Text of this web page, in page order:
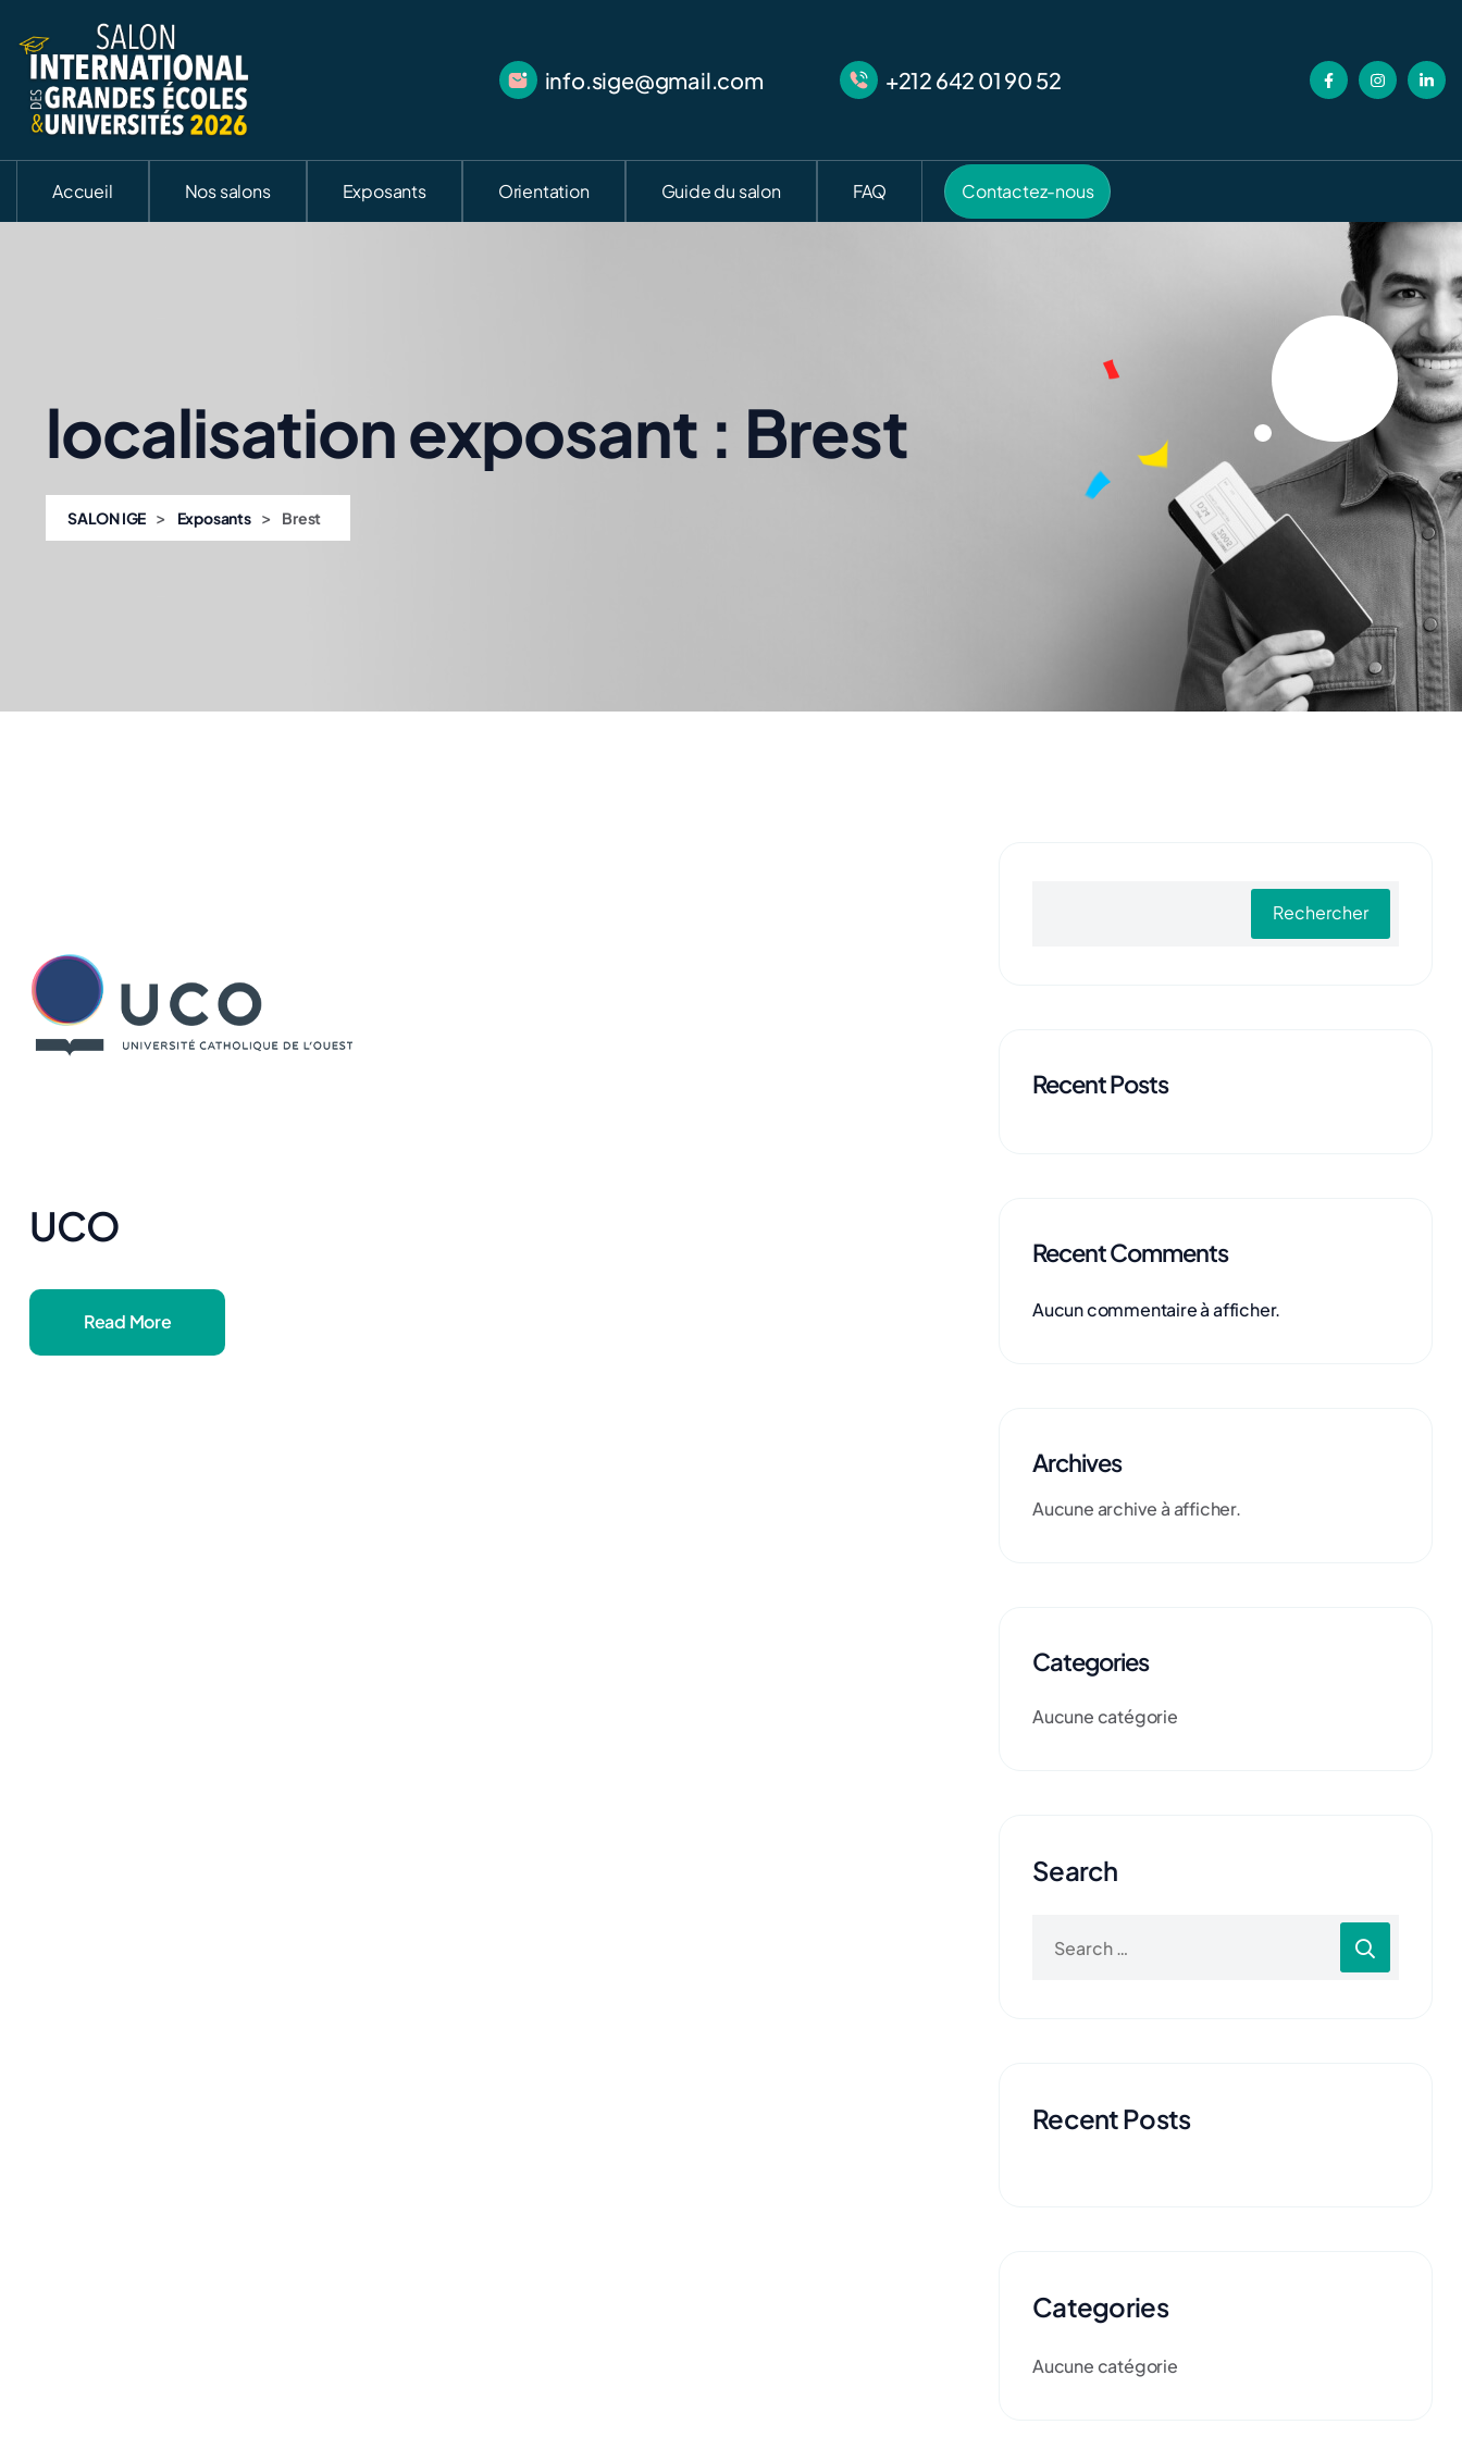
info.sige@gmail.com +212 642 01 90 52
Accueil Nos salons Exposants Orientation Guide du salon FAQ Contactez-nous
localisation exposant : Brest
SALON IGE > Exposants > Brest
UCO
Read More
Rechercher
Recent Posts
Recent Comments
Aucun commentaire à afficher.
Archives
Aucune archive à afficher.
Categories
Aucune catégorie
Search
Recent Posts
Categories
Aucune catégorie